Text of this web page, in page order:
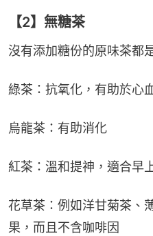
【2】無糖茶
沒有添加糖份的原味茶都
綠茶：抗氧化，有助於心
烏龍茶：有助消化
紅茶：溫和提神，適合早
花草茶：例如洋甘菊茶、
果，而且不含咖啡因